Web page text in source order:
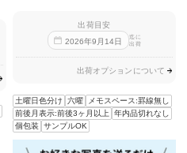
出荷目安
2026年9 月14日
迄に
出荷
出荷オプションについて
土曜日色分け 六曜
メモスペース:罫線無し
前後月表示:前後3ヶ月以上 年内品切れなし
個包装
サンプルOK